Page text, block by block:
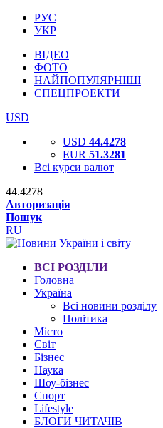
РУС
УКР
ВІДЕО
ФОТО
НАЙПОПУЛЯРНІШІ
СПЕЦПРОЕКТИ
USD
USD 44.4278
EUR 51.3281
Всі курси валют
44.4278
Авторизація
Пошук
RU
ВСІ РОЗДІЛИ
Головна
Україна
Всі новини розділу
Політика
Місто
Світ
Бізнес
Наука
Шоу-бізнес
Спорт
Lifestyle
БЛОГИ ЧИТАЧІВ